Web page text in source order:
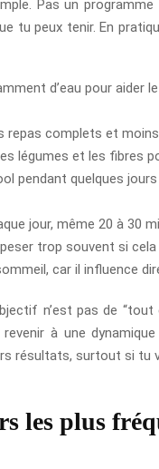
Pas un
tu peux tenir. En
d’eau pour aider
repas complets et
légumes et les fibres
pendant quelques
jour, même 20 à 30
trop souvent si
car il influence
n’est pas de
à une
résultats, surtout si tu
les plus